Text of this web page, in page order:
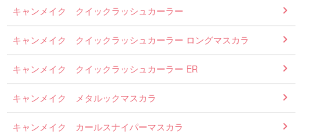
キャンメイク クイックラッシュカーラー
キャンメイク クイックラッシュカーラー ロングマスカラ
キャンメイク クイックラッシュカーラー ER
キャンメイク メタルックマスカラ
キャンメイク カールスナイパーマスカラ